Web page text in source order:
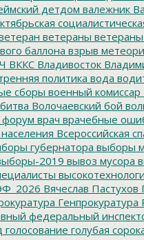
детдом валежник
ветераны
баллона взрыв
ВККС Владивосток
политика вода
сборы военный комиссар
Волочаевский бой
форум врач врачебные
Всероссийская
губернатора выборы
2019 вывоз мусора
Вячеслав Пастухов
федеральный
голосование голубая